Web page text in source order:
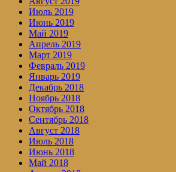
Июль 2019
Июнь 2019
Май 2019
Апрель 2019
Март 2019
Февраль 2019
Январь 2019
Декабрь 2018
Ноябрь 2018
Октябрь 2018
Сентябрь 2018
Август 2018
Июль 2018
Июнь 2018
Май 2018